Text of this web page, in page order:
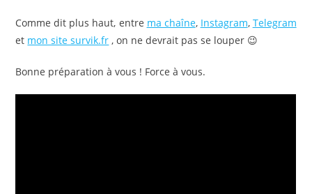
Comme dit plus haut, entre ma chaîne, Instagram, Telegram
et mon site survik.fr , on ne devrait pas se louper 😉
Bonne préparation à vous ! Force à vous.